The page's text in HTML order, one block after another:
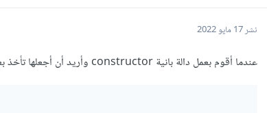
نشر17 مايو 2022
عندما أقوم بعمل دالة بانية constructor وأريد أن أجعلها تأخذ بعض المدخلات inputs يجب أن أستعمل this بالشكل التالي: